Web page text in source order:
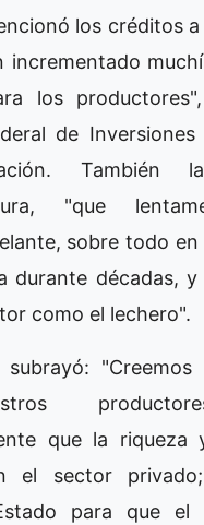
los créditos
incrementado
los
de
También
"que
sobre todo
durante décadas,
como el lechero".
"Creemos
que la riqueza
el sector
para que el